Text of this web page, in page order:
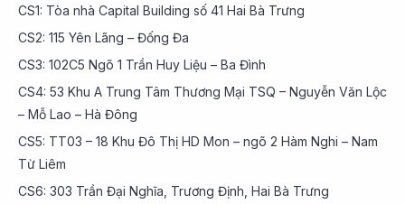
CS1: Tòa nhà Capital Building số 41 Hai Bà Trưng
CS2: 115 Yên Lãng – Đống Đa
CS3: 102C5 Ngõ 1 Trần Huy Liệu – Ba Đình
CS4: 53 Khu A Trung Tâm Thương Mại TSQ – Nguyễn Văn Lộc
– Mỗ Lao – Hà Đông
CS5: TT03 – 18 Khu Đô Thị HD Mon – ngõ 2 Hàm Nghi – Nam
Từ Liêm
CS6: 303 Trần Đại Nghĩa, Trương Định, Hai Bà Trưng